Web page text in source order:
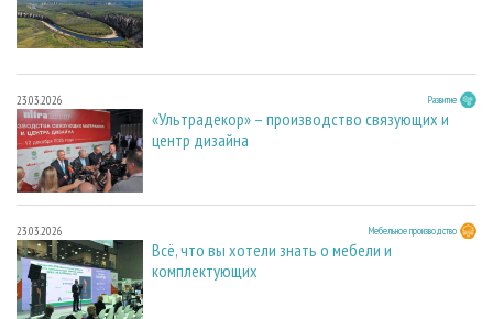
23.03.2026 Развитие
«Ультрадекор» – производство связующих и
центр дизайна
23.03.2026 Мебельное производство
Всё, что вы хотели знать о мебели и
комплектующих